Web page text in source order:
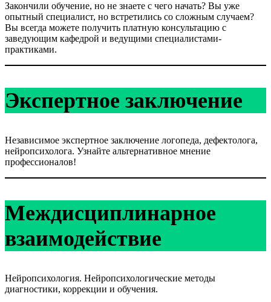
Закончили обучение, но не знаете с чего начать? Вы уже
опытный специалист, но встретились со сложным случаем?
Вы всегда можете получить платную консультацию с
заведующим кафедрой и ведущими специалистами-
практиками.
Экспертное заключение
Независимое экспертное заключение логопеда, дефектолога,
нейропсихолога. Узнайте альтернативное мнение
профессионалов!
Междисциплинарное
взаимодействие
Нейропсихология. Нейропсихологические методы
диагностики, коррекции и обучения.